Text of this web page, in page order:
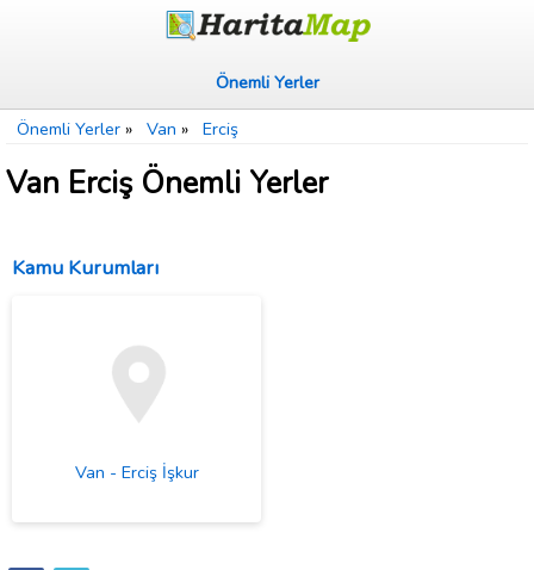
Önemli Yerler
Önemli Yerler » Van » Erciş
Van Erciş Önemli Yerler
Kamu Kurumları
Van - Erciş İşkur